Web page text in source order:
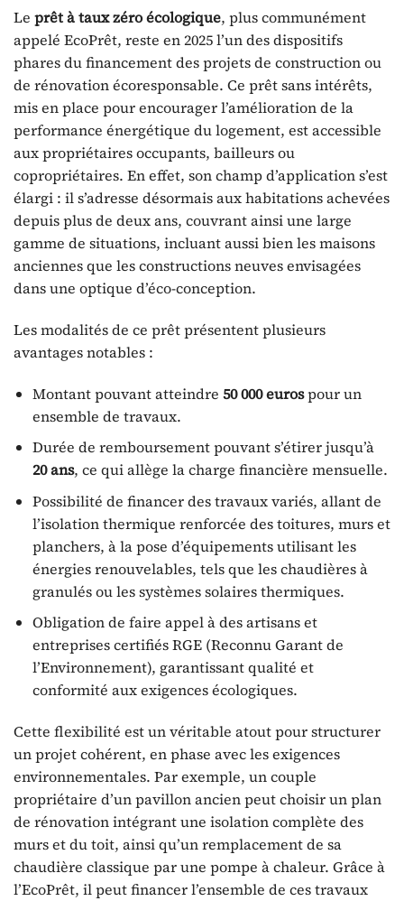
Le prêt à taux zéro écologique, plus communément
appelé EcoPrêt, reste en 2025 l’un des dispositifs
phares du financement des projets de construction ou
de rénovation écoresponsable. Ce prêt sans intérêts,
mis en place pour encourager l’amélioration de la
performance énergétique du logement, est accessible
aux propriétaires occupants, bailleurs ou
copropriétaires. En effet, son champ d’application s’est
élargi : il s’adresse désormais aux habitations achevées
depuis plus de deux ans, couvrant ainsi une large
gamme de situations, incluant aussi bien les maisons
anciennes que les constructions neuves envisagées
dans une optique d’éco-conception.
Les modalités de ce prêt présentent plusieurs
avantages notables :
Montant pouvant atteindre 50 000 eurospour un
ensemble de travaux.
Durée de remboursement pouvant s’étirer jusqu’à
20 ans, ce qui allège la charge financière mensuelle.
Possibilité de financer des travaux variés, allant de
l’isolation thermique renforcée des toitures, murs et
planchers, à la pose d’équipements utilisant les
énergies renouvelables, tels que les chaudières à
granulés ou les systèmes solaires thermiques.
Obligation de faire appel à des artisans et
entreprises certifiés RGE (Reconnu Garant de
l’Environnement), garantissant qualité et
conformité aux exigences écologiques.
Cette flexibilité est un véritable atout pour structurer
un projet cohérent, en phase avec les exigences
environnementales. Par exemple, un couple
propriétaire d’un pavillon ancien peut choisir un plan
de rénovation intégrant une isolation complète des
murs et du toit, ainsi qu’un remplacement de sa
chaudière classique par une pompe à chaleur. Grâce à
l’EcoPrêt, il peut financer l’ensemble de ces travaux